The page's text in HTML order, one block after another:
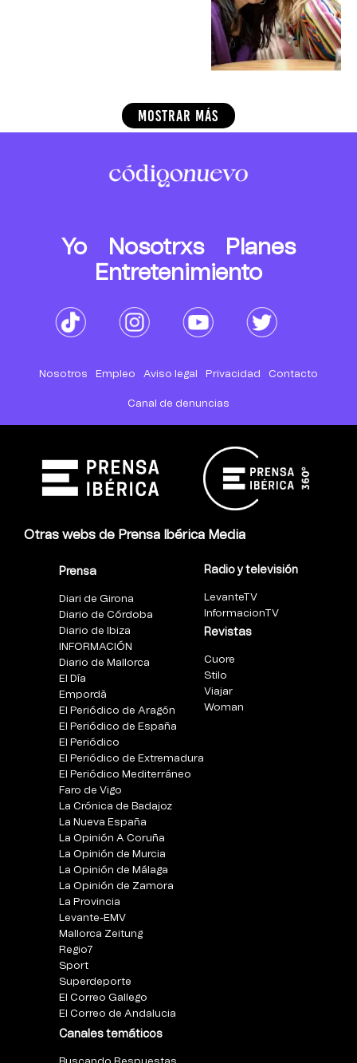
MOSTRAR MÁS
Yo Nosotrxs
Planes
Entretenimiento
Nosotros Empleo Aviso legal Privacidad Contacto
Canal de denuncias
Otras webs de Prensa Ibérica Media
Prensa
Diari de Girona
Diario de Córdoba
Diario de Ibiza
INFORMACIÓN
Diario de Mallorca
El Día
Empordà
El Periódico de Aragón
El Periódico de España
El Periódico
El Periódico de Extremadura
El Periódico Mediterráneo
Faro de Vigo
La Crónica de Badajoz
La Nueva España
La Opinión A Coruña
La Opinión de Murcia
La Opinión de Málaga
La Opinión de Zamora
La Provincia
Levante-EMV
Mallorca Zeitung
Regio7
Sport
Superdeporte
El Correo Gallego
El Correo de Andalucia
Canales temáticos
Radio y televisión
LevanteTV
InformacionTV
Revistas
Cuore
Stilo
Viajar
Woman